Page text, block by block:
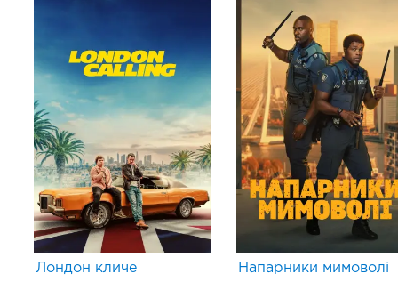
Лондон кличе Напарники мимоволі